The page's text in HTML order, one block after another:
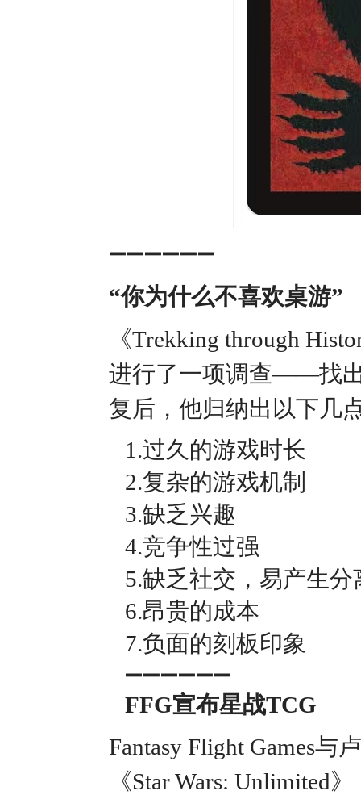
➖➖➖➖➖➖
“你为什么不喜欢桌游”
《Trekking through
进行了一项调查——找
复后，他归纳出以下几
1.过久的游戏时长
2.复杂的游戏机制
3.缺乏兴趣
4.竞争性过强
5.缺乏社交，易产生分
6.昂贵的成本
7.负面的刻板印象
➖➖➖➖➖➖
FFG宣布星战TCG
Fantasy Flight Games
《Star Wars: Unlimited